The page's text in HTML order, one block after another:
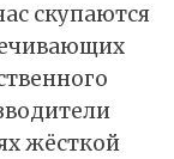
скупаются
жёсткой